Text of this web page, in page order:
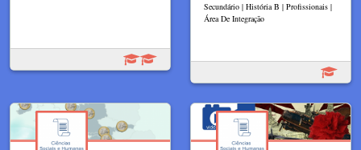
Secundário | História B | Profissionais |
Área De Integração